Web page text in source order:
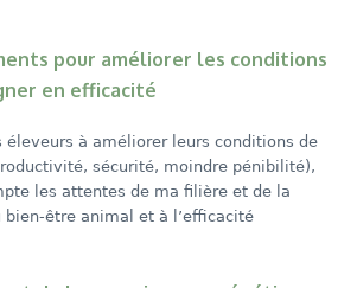
pour améliorer les conditions
en efficacité
éleveurs à améliorer leurs conditions de
sécurité, moindre pénibilité),
les attentes de ma filière et de la
être animal et à l’efficacité